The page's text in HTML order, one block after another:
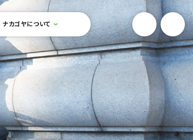
ナカゴヤについて 検索フォームを開閉する YouTube